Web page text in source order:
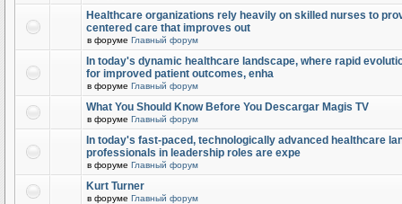
Healthcare organizations rely heavily on skilled nurses to
centered care that improves out
в форуме Главный форум
In today's dynamic healthcare landscape, where rapid
for improved patient outcomes, enha
в форуме Главный форум
What You Should Know Before You Descargar Magis TV
в форуме Главный форум
In today's fast-paced, technologically advanced healthcare
professionals in leadership roles are expe
в форуме Главный форум
Kurt Turner
в форуме Главный форум